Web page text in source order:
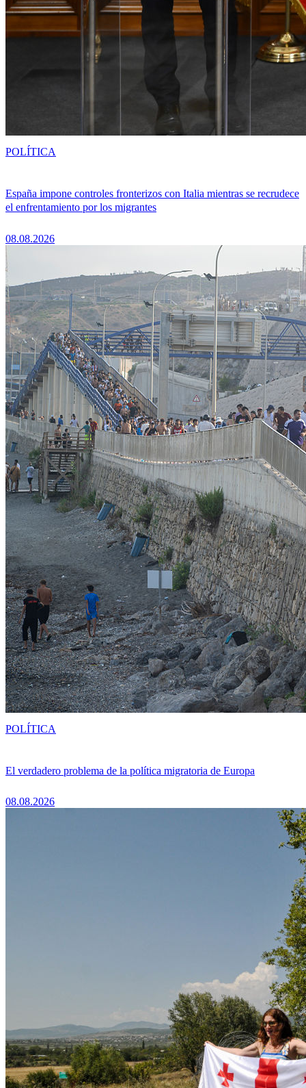
España impone controles fronterizos con Italia mientras se recrudece
el enfrentamiento por los migrantes
08.08.2026
POLÍTICA
El verdadero problema de la política migratoria de Europa
08.08.2026
POLÍTICA